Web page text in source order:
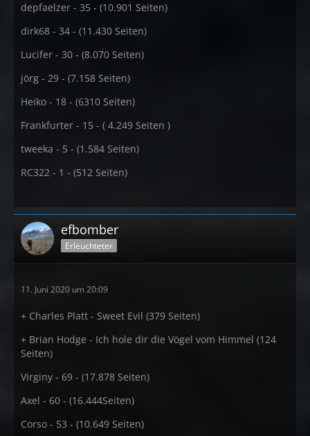
depfaelzer - 35 - (10.901 Seiten)
dirk68 - 34 - (11.430 Seiten)
Lucifer - 30 - (8.070 Seiten)
jörg - 29 - (7.158 Seiten)
Heiko - 18 - (6310 Seiten)
Frankfurter - 15 - ( 4.249 Seiten )
tweeka - 5 - (1.584 Seiten)
RC322 - 1 - (512 Seiten)
efbomber
Erleuchteter
11. Juni 2020 um 20:09
+ Charles Platt - Sweet Evil (379 Seiten)
+ Brian Hodge - Ich hole dir die Vögel vom Himmel (124
Seiten)
Virginy - 69 - (17.878 Seiten)
Axel - 60 - (16.444Seiten)
Corso - 53 - (10.649 Seiten)